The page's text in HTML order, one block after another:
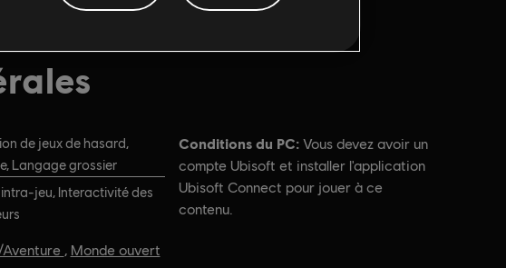
de jeux de hasard,
Langage grossier
jeu, Interactivité des
, Monde ouvert
Conditions du PC: Vous devez avoir un
compte Ubisoft et installer l'application
Ubisoft Connect pour jouer à ce
contenu.